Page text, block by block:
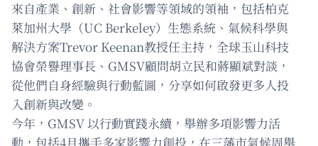
來自產業、創新、社會影響等領域的領袖，包括柏克
萊加州大學（UC Berkeley）生態系統、氣候科學與
解決方案Trevor Keenan教授任主持，全球玉山科技
協會榮譽理事長、GMSV顧問胡立民和蔣顯斌對談，
從他們自身經驗與行動藍圖，分享如何啟發更多人投
入創新與改變。
今年，GMSV 以行動實踐永續，舉辦多項影響力活
動，包括4月攜手多家影響力創投，在三藩市氣候周舉